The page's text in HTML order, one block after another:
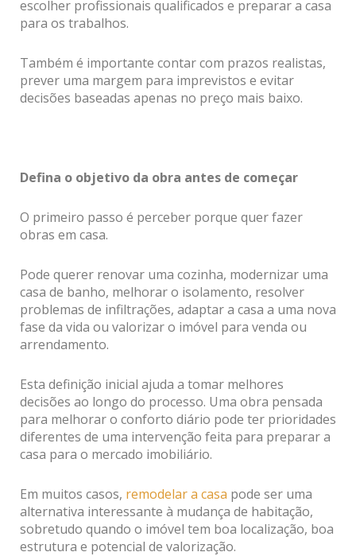
escolher profissionais qualificados e preparar a casa
para os trabalhos.
Também é importante contar com prazos realistas,
prever uma margem para imprevistos e evitar
decisões baseadas apenas no preço mais baixo.
Defina o objetivo da obra antes de começar
O primeiro passo é perceber porque quer fazer
obras em casa.
Pode querer renovar uma cozinha, modernizar uma
casa de banho, melhorar o isolamento, resolver
problemas de infiltrações, adaptar a casa a uma nova
fase da vida ou valorizar o imóvel para venda ou
arrendamento.
Esta definição inicial ajuda a tomar melhores
decisões ao longo do processo. Uma obra pensada
para melhorar o conforto diário pode ter prioridades
diferentes de uma intervenção feita para preparar a
casa para o mercado imobiliário.
Em muitos casos, remodelar a casa pode ser uma
alternativa interessante à mudança de habitação,
sobretudo quando o imóvel tem boa localização, boa
estrutura e potencial de valorização.